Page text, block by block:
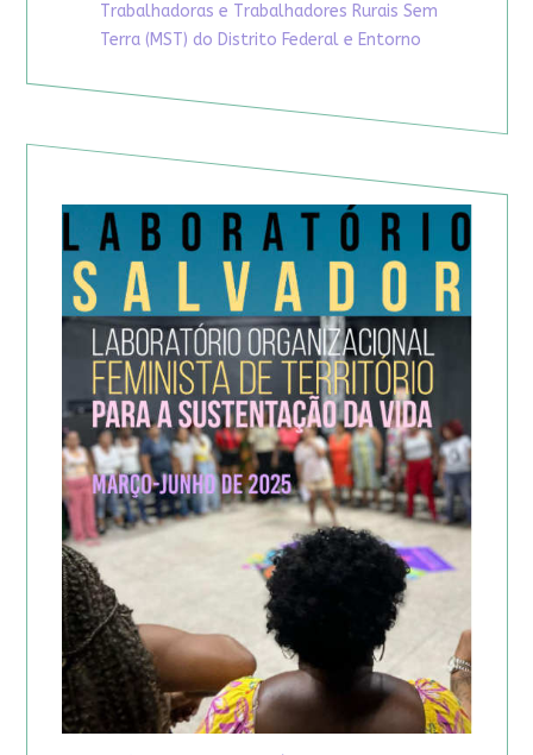
Trabalhadoras e Trabalhadores Rurais Sem
Terra (MST) do Distrito Federal e Entorno